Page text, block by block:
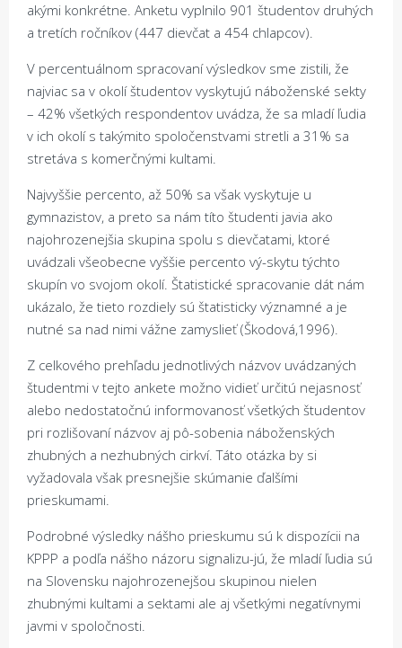
akými konkrétne. Anketu vyplnilo 901 študentov druhých
a tretích ročníkov (447 dievčat a 454 chlapcov).
V percentuálnom spracovaní výsledkov sme zistili, že
najviac sa v okolí študentov vyskytujú náboženské sekty
– 42% všetkých respondentov uvádza, že sa mladí ľudia
v ich okolí s takýmito spoločenstvami stretli a 31% sa
stretáva s komerčnými kultami.
Najvyššie percento, až 50% sa však vyskytuje u
gymnazistov, a preto sa nám títo študenti javia ako
najohrozenejšia skupina spolu s dievčatami, ktoré
uvádzali všeobecne vyššie percento vý-skytu týchto
skupín vo svojom okolí. Štatistické spracovanie dát nám
ukázalo, že tieto rozdiely sú štatisticky významné a je
nutné sa nad nimi vážne zamyslieť (Škodová,1996).
Z celkového prehľadu jednotlivých názvov uvádzaných
študentmi v tejto ankete možno vidieť určitú nejasnosť
alebo nedostatočnú informovanosť všetkých študentov
pri rozlišovaní názvov aj pô-sobenia náboženských
zhubných a nezhubných cirkví. Táto otázka by si
vyžadovala však presnejšie skúmanie ďalšími
prieskumami.
Podrobné výsledky nášho prieskumu sú k dispozícii na
KPPP a podľa nášho názoru signalizu-jú, že mladí ľudia sú
na Slovensku najohrozenejšou skupinou nielen
zhubnými kultami a sektami ale aj všetkými negatívnymi
javmi v spoločnosti.